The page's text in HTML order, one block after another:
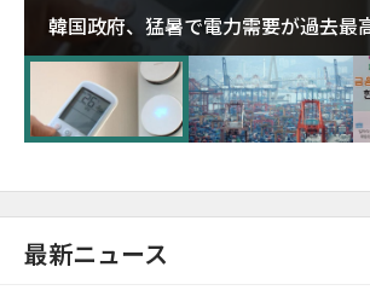
韓国政府、猛暑で電力需要が過去最
に需給対応体制を点検
最新ニュース